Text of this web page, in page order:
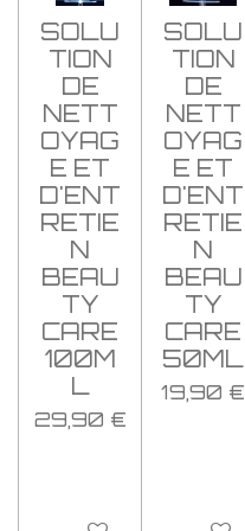
SOLU
TION
DE
NETT
OYAG
E ET
D'ENT
RETIE
N
BEAU
TY
CARE
100M
L
29,90 €
SOLU
TION
DE
NETT
OYAG
E ET
D'ENT
RETIE
N
BEAU
TY
CARE
50ML
19,90 €